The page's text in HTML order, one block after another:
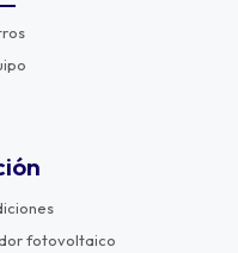
fotovoltaico